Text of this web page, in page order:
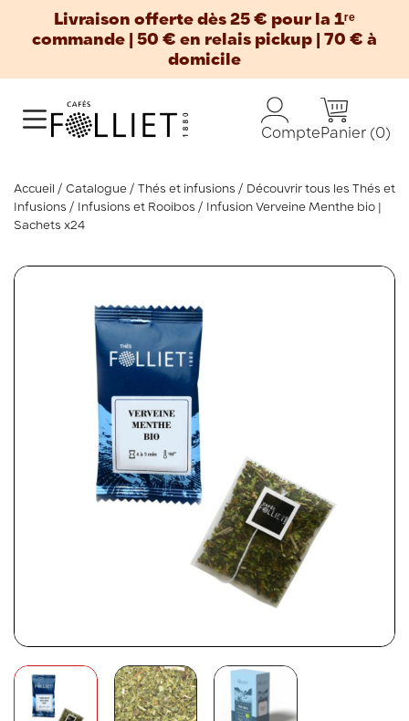
Livraison offerte dès 25 € pour la 1ʳᵉ
commande | 50 € en relais pickup | 70 € à
domicile
ComptePanier (0)
Accueil Catalogue Thés et infusions
Découvrir tous les Thés et
Infusions
Infusions et Rooibos
Infusion Verveine Menthe bio |
Sachets x24